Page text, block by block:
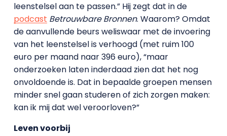
leenstelsel aan te passen.” Hij zegt dat in de
podcast Betrouwbare Bronnen. Waarom? Omdat
de aanvullende beurs weliswaar met de invoering
van het leenstelsel is verhoogd (met ruim 100
euro per maand naar 396 euro), “maar
onderzoeken laten inderdaad zien dat het nog
onvoldoende is. Dat in bepaalde groepen mensen
minder snel gaan studeren of zich zorgen maken:
kan ik mij dat wel veroorloven?”
Leven voorbij